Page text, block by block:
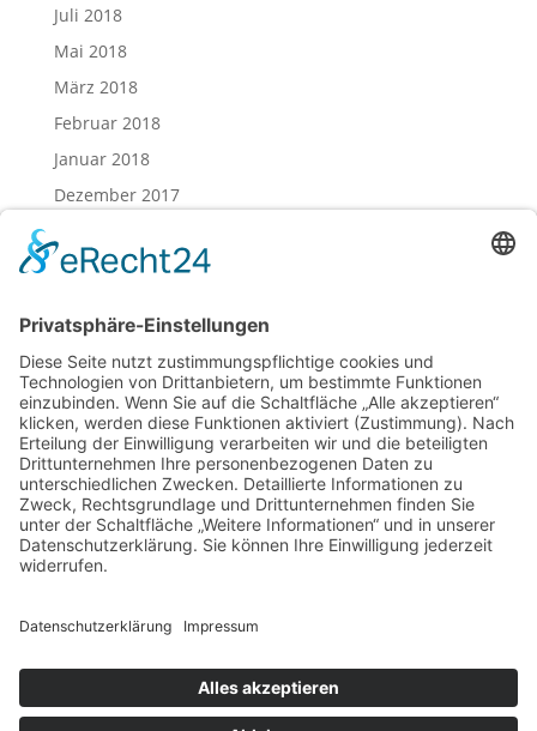
Juli 2018
Mai 2018
März 2018
Februar 2018
Januar 2018
Dezember 2017
Oktober 2017
Juli 2017
Juni 2017
Mai 2017
April 2017
März 2017
Februar 2017
Impressum
Förderer / Partner
Anfahrt